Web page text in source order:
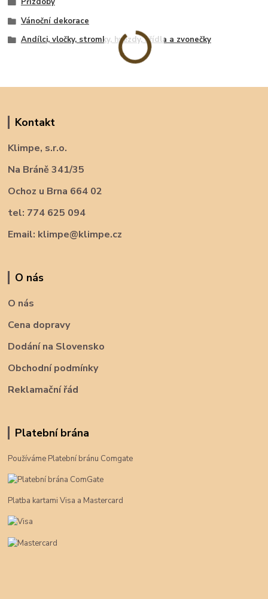
Vánoční dekorace
Andílci, vločky, stromky, hvězdy, křídla a zvonečky
Kontakt
Klimpe, s.r.o.
Na Bráně 341/35
Ochoz u Brna 664 02
tel: 774 625 094
Email: klimpe@klimpe.cz
O nás
O nás
Cena dopravy
Dodání na Slovensko
Obchodní podmínky
Reklamační řád
Platební brána
Používáme Platební bránu Comgate
Platba kartami Visa a Mastercard